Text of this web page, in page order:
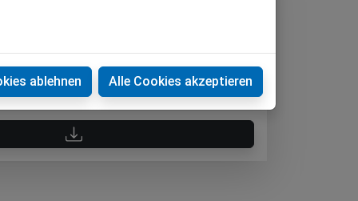
Download
ablehnen Alle Cookies akzeptieren